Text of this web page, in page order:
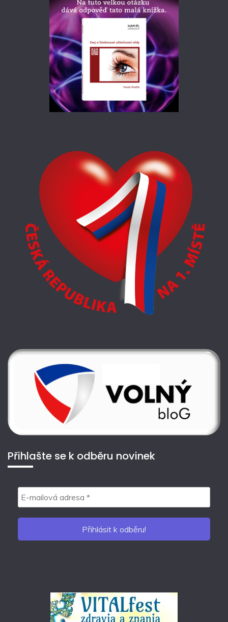
Přihlašte se k odběru novinek